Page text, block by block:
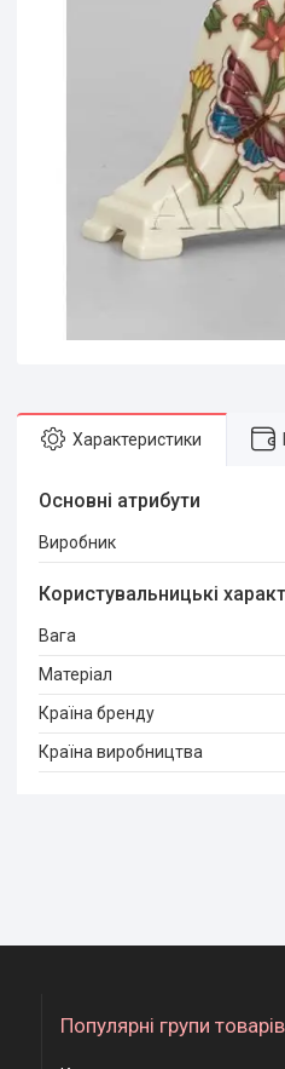
Характеристики
Основні атрибути
Виробник
Користувальницькі
Вага
Матеріал
Країна бренду
Країна виробництва
Популярні групи